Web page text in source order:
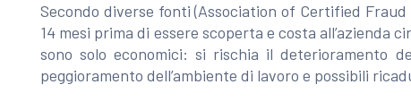
Secondo diverse fonti (Association of Certified
14 mesi prima di essere scoperta e costa
sono solo economici: si rischia il deterioramento
peggioramento dell’ambiente di lavoro e possibili